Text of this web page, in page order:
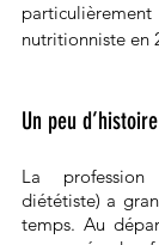
nutritionniste en
Un peu d’histoire
La
diététiste) a
temps. Au